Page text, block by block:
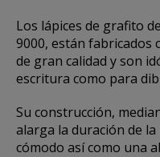
Los lápices de grafito
9000, están
de gran calidad y son
escritura como para
Su construcción,
alarga la duración de
cómodo así como una